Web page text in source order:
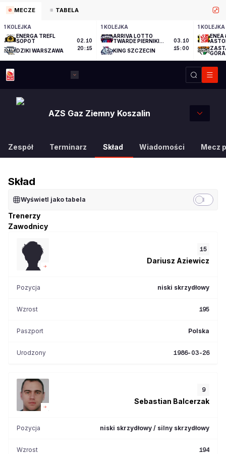
MECZE TABELA
1 KOLEJKA
ENERGA TREFL
SOPOT
DZIKI WARSZAWA
02.10
20:15
1 KOLEJKA
ARRIVA LOTTO
TWARDE PIERNIKI
KING SZCZECIN
03.10
15:00
1 KOLEJKA
ENEA
GÓRA
AZS Gaz Ziemny Koszalin
Zespół Terminarz Skład Wiadomości Mecz
Skład
Wyświetl jako tabela
Trenerzy
Zawodnicy
15
Dariusz Aziewicz
Pozycja niski skrzydłowy
Wzrost 195
Paszport Polska
Urodzony 1986-03-26
9
Sebastian Balcerzak
Pozycja niski skrzydłowy / silny skrzydłowy
Wzrost 194